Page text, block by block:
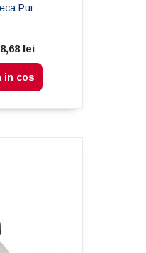
Pui
lei
in cos